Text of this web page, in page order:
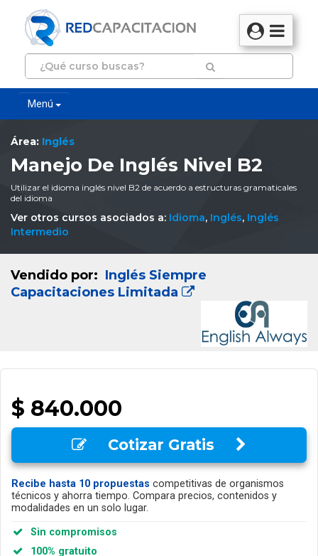
Menú
Área: Inglés
Manejo De Inglés Nivel B2
Utilizar el idioma inglés nivel B2 de acuerdo a estructuras gramaticales
del idioma
Ver otros cursos asociados a: Idioma, Inglés, Inglés
Intermedio
Vendido por: Inglés Siempre
Capacitaciones Limitada
$ 840.000
Cotizar Gratis
Recibe hasta 10 propuestas competitivas de organismos
técnicos y ahorra tiempo. Compara precios, contenidos y
modalidades en un solo lugar.
Sin compromisos
100% gratuito